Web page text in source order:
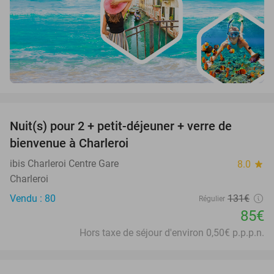
Nuit(s) pour 2 + petit-déjeuner + verre de
bienvenue à Charleroi
ibis Charleroi Centre Gare 8.0 star
Charleroi
Vendu : 80
Régulier 131€
85€
Hors taxe de séjour d'environ 0,50€ p.p.p.n.